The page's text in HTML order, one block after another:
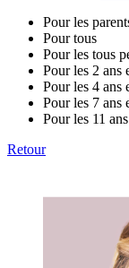
Pour les
Pour tous
Pour les tous
Pour les 2 ans
Pour les 4 ans
Pour les 7 ans
Pour les 11
Retour